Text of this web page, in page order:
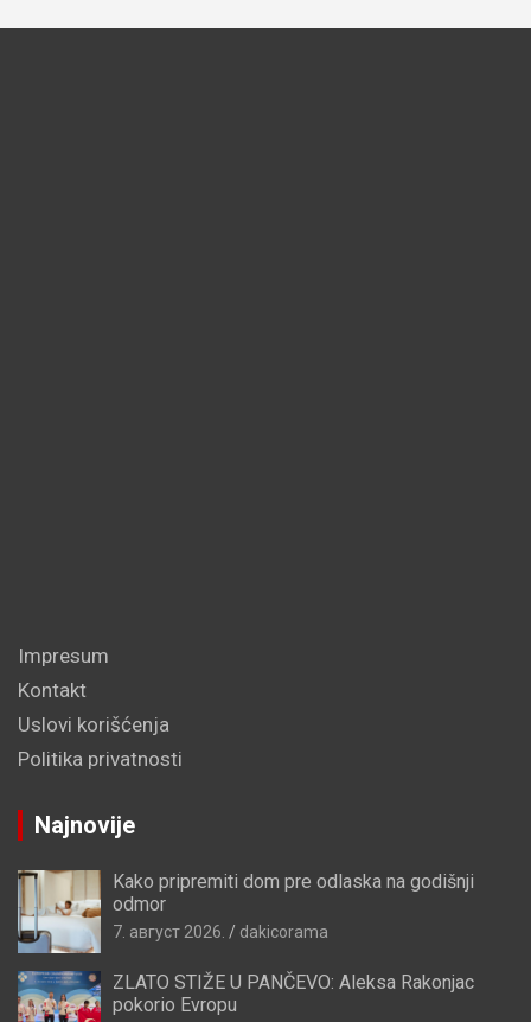
Impresum
Kontakt
Uslovi korišćenja
Politika privatnosti
Najnovije
Kako pripremiti dom pre odlaska na godišnji
odmor
7. август 2026. dakicorama
ZLATO STIŽE U PANČEVO: Aleksa Rakonjac
pokorio Evropu